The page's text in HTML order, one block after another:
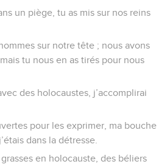
un piège, tu as mis sur nos reins
sur notre tête ; nous avons
tu nous en as tirés pour nous
des holocaustes, j’accomplirai
pour les exprimer, ma bouche
dans la détresse.
en holocauste, des béliers